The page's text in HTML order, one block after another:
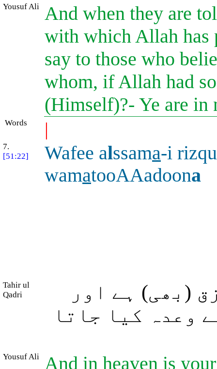
Yousuf Ali And when they are
with which Allah has
say to those who
whom, if Allah had
(Himself)?- Ye are
Words |
7.
[51:22]
Wafee alssama-i
wamatooAAadoona
Tahir ul
Qadri
(بھی) ہے اور
وعدہ کیا جاتا
Yousuf Ali And in heaven is